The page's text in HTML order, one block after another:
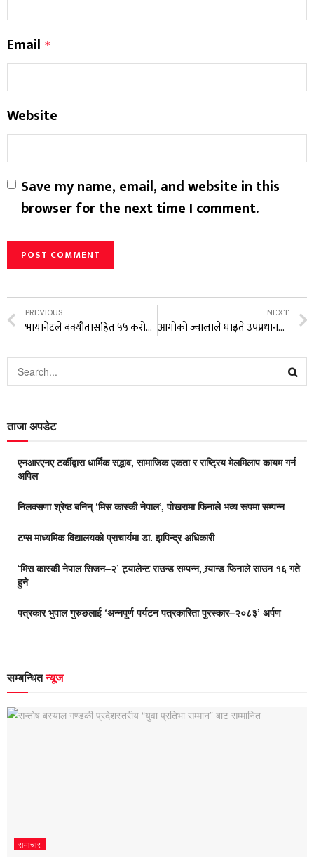
Email *
Website
Save my name, email, and website in this
browser for the next time I comment.
PREVIOUS
भायानेटले बक्यौतासहित ५५ करोड रुपैयाँ रोयल्टी र आरटीडीएफ बुझायो
NEXT
आगोको ज्वालाले घाइते उपप्रधानमन्त्री पौडेल र मेयर आचार्यको कीर्तिपुर बर्न अस्पतालमा उपचार जारी
ताजा अपडेट
एनआरएनए टर्कीद्वारा धार्मिक सद्भाव, सामाजिक एकता र राष्ट्रिय मेलमिलाप कायम गर्न
अपिल
निलक्सणा श्रेष्ठ बनिन् ‘मिस कास्की नेपाल’, पोखरामा फिनाले भव्य रूपमा सम्पन्न
टप्स माध्यमिक विद्यालयको प्राचार्यमा डा. झपिन्द्र अधिकारी
‘मिस कास्की नेपाल सिजन–२’ ट्यालेन्ट राउन्ड सम्पन्न, ग्र्यान्ड फिनाले साउन १६ गते
हुने
पत्रकार भुपाल गुरुङलाई ‘अन्नपूर्ण पर्यटन पत्रकारिता पुरस्कार–२०८३’ अर्पण
सम्बन्धितन्यूज
समाचार